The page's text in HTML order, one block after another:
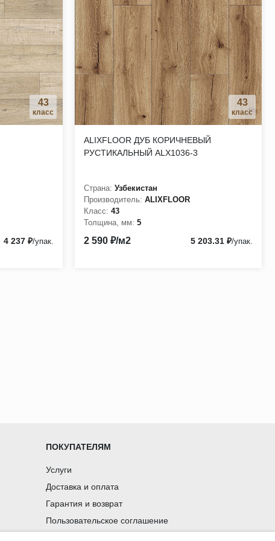
43
класс
4 237 ₽/упак.
43
класс
ALIXFLOOR ДУБ КОРИЧНЕВЫЙ
РУСТИКАЛЬНЫЙ ALX1036-3
Страна: Узбекистан
Производитель: ALIXFLOOR
Класс: 43
Толщина, мм: 5
2 590 ₽/м2 5 203.31 ₽/упак.
ПОКУПАТЕЛЯМ
Услуги
Доставка и оплата
Гарантия и возврат
Пользовательское соглашение